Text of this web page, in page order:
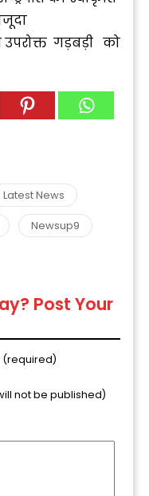
उपरोक्त गड़बड़ी को
Latest News
Newsup9
Post Your
(required)
not be published)